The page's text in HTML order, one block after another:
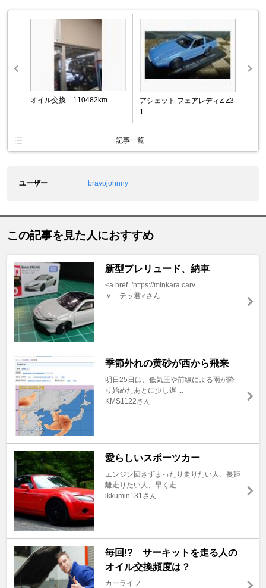
オイル交換 110482km
アシェット フェアレディZ Z3
1 ...
記事一覧
ユーザー bravojohnny
この記事を見た人におすすめ
新型プレリュード、納車
<a href='https://minkara.carv ...
Ｖ－テッ君♂さん
季節外れの黄砂が西から飛来
明日25日は、低気圧や前線による雨が降
り始めたあとに少し遅 ...
KMS1122さん
愛らしいスポーツカー
エンジン回さずまったり走りたい人、長距
離走りたい人、早く走 ...
ikkumin131さん
毎回!? サーキットを走る人の
オイル交換頻度は？
カーライフ